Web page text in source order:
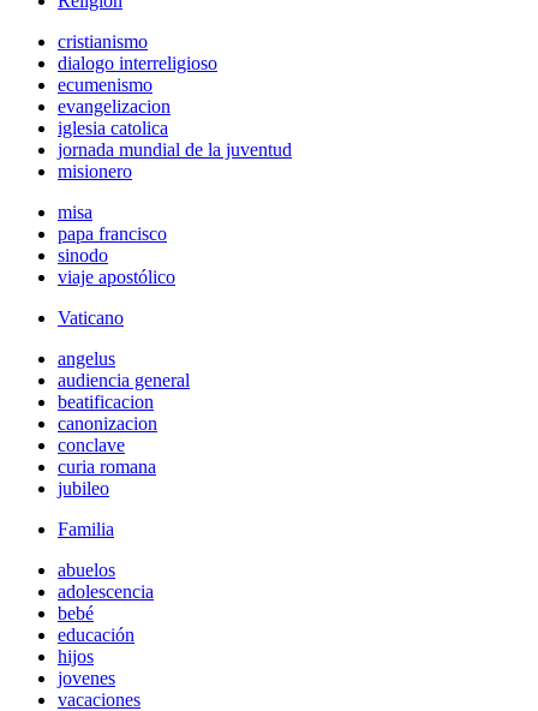
cristianismo
dialogo interreligioso
ecumenismo
evangelizacion
iglesia catolica
jornada mundial de la juventud
misionero
misa
papa francisco
sinodo
viaje apostólico
Vaticano
angelus
audiencia general
beatificacion
canonizacion
conclave
curia romana
jubileo
Familia
abuelos
adolescencia
bebé
educación
hijos
jovenes
vacaciones